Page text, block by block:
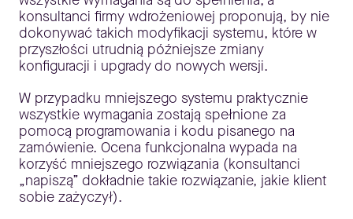
konsultanci firmy wdrożeniowej proponują, by nie
dokonywać takich modyfikacji systemu, które w
przyszłości utrudnią późniejsze zmiany
konfiguracji i upgrady do nowych wersji.
W przypadku mniejszego systemu praktycznie
wszystkie wymagania zostają spełnione za
pomocą programowania i kodu pisanego na
zamówienie. Ocena funkcjonalna wypada na
korzyść mniejszego rozwiązania (konsultanci
„napiszą” dokładnie takie rozwiązanie, jakie klient
sobie zażyczył).